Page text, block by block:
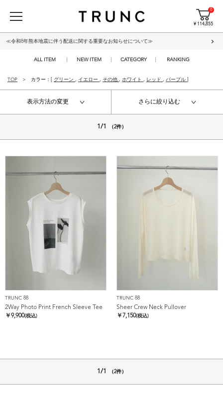
8
¥ 114,855
≪令和8年熊本地震に伴う配送に関する重要なお知らせについて≫
ALL ITEM NEW ITEM CATEGORY RANKING
TOP カラー：[ グリーン , イエロー , その他 , ホワイト , レッド , パープル
表示方法の変更 さらに絞り込む
1/1 （2件）
TRUNC 88
2Way Photo Print French Sleeve Tee
￥9,900(税込)
TRUNC 88
Sheer Crew Neck Pullover
￥ 7,150(税込)
1/1 （2件）